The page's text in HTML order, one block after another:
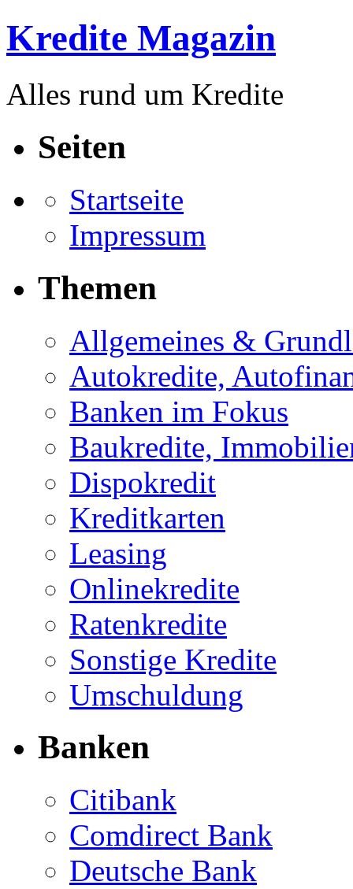
Kredite Magazin
Alles rund um Kredite
Seiten
Startseite
Impressum
Themen
Allgemeines &
Autokredite,
Banken im Fokus
Baukredite,
Dispokredit
Kreditkarten
Leasing
Onlinekredite
Ratenkredite
Sonstige Kredite
Umschuldung
Banken
Citibank
Comdirect Bank
Deutsche Bank